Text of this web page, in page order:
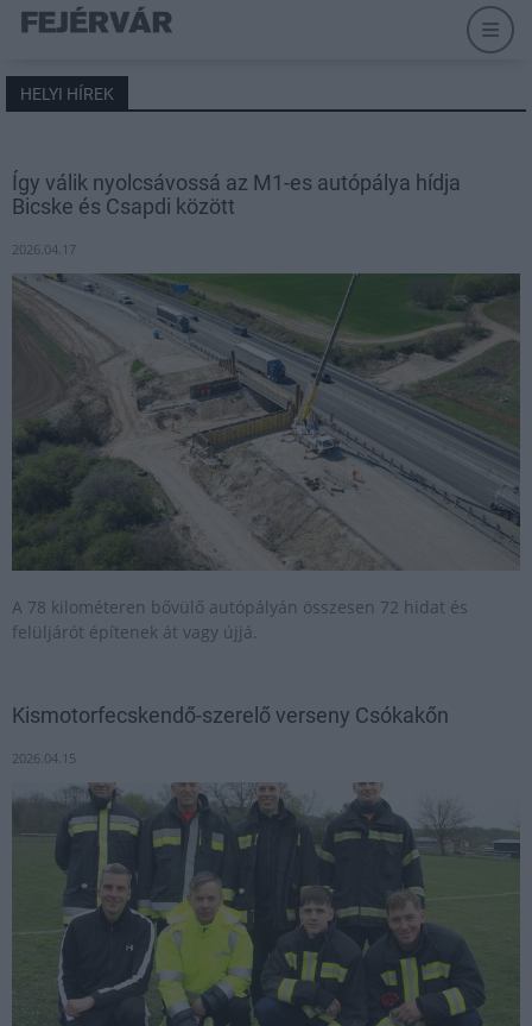
HELYI HÍREK
Így válik nyolcsávossá az M1-es autópálya hídja
Bicske és Csapdi között
2026.04.17
A 78 kilométeren bővülő autópályán összesen 72 hidat és
felüljárót építenek át vagy újjá.
Kismotorfecskendő-szerelő verseny Csókakőn
2026.04.15